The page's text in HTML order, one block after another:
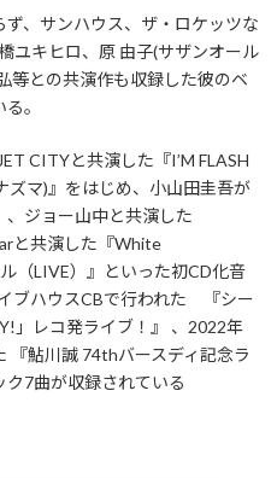
、サンハウス、ザ・ロケッツな
ユキヒロ、原 由子(サザンオール
等との共演作も収録した彼のベ
。
CITYと共演した『I’M FLASH
ズマ)』をはじめ、小山田圭吾が
、ジョー山中と共演した
と共演した『White
（LIVE）』といった初CD化音
ブハウスCBで行われた 『シー
」レコ発ライブ！』 、2022年
『鮎川誠 74thバースディ記念ラ
7曲が収録されている